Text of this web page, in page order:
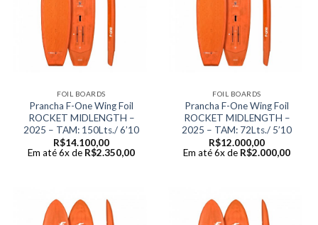
FOIL BOARDS
Prancha F-One Wing Foil
ROCKET MIDLENGTH –
2025 – TAM: 150Lts./ 6’10
R$14.100,00
Em até 6x de R$2.350,00
FOIL BOARDS
Prancha F-One Wing Foil
ROCKET MIDLENGTH –
2025 – TAM: 72Lts./ 5’10
R$12.000,00
Em até 6x de R$2.000,00